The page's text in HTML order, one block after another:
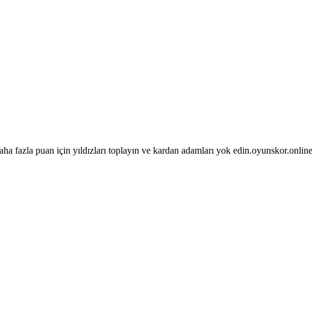
fazla puan için yıldızları toplayın ve kardan adamları yok